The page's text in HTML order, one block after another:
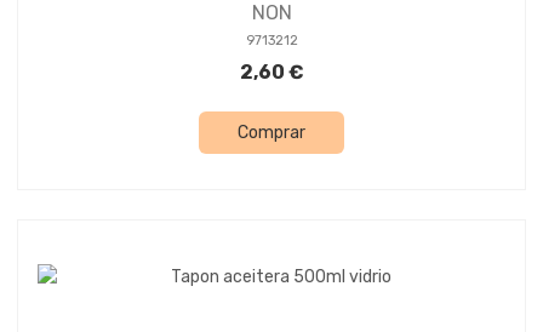
NON
9713212
2,60 €
Comprar